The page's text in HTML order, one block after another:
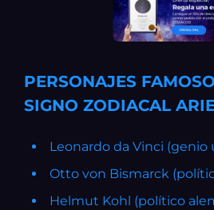
PERSONAJES
SIGNO ZODIACAL
Leonardo da Vinci (genio
Otto von Bismarck
Helmut Kohl (político